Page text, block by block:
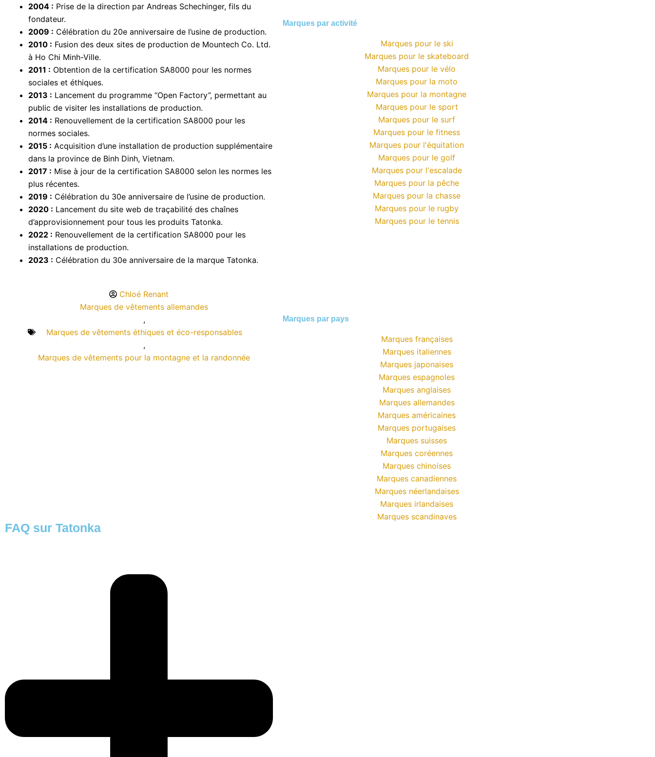
2004 : Prise de la direction par Andreas Schechinger, fils du
fondateur.
2009 : Célébration du 20e anniversaire de l’usine de production.
2010 : Fusion des deux sites de production de Mountech Co. Ltd.
à Ho Chi Minh-Ville.
2011 : Obtention de la certification SA8000 pour les normes
sociales et éthiques.
2013 : Lancement du programme “Open Factory”, permettant au
public de visiter les installations de production.
2014 : Renouvellement de la certification SA8000 pour les
normes sociales.
2015 : Acquisition d’une installation de production supplémentaire
dans la province de Binh Dinh, Vietnam.
2017 : Mise à jour de la certification SA8000 selon les normes les
plus récentes.
2019 : Célébration du 30e anniversaire de l’usine de production.
2020 : Lancement du site web de traçabilité des chaînes
d’approvisionnement pour tous les produits Tatonka.
2022 : Renouvellement de la certification SA8000 pour les
installations de production.
2023 : Célébration du 30e anniversaire de la marque Tatonka.
Chloé Renant
Marques de vêtements allemandes
,
Marques de vêtements éthiques et éco-responsables
,
Marques de vêtements pour la montagne et la randonnée
FAQ sur Tatonka
Marques par activité
Marques pour le ski
Marques pour le skateboard
Marques pour le vélo
Marques pour la moto
Marques pour la montagne
Marques pour le sport
Marques pour le surf
Marques pour le fitness
Marques pour l'équitation
Marques pour le golf
Marques pour l'escalade
Marques pour la pêche
Marques pour la chasse
Marques pour le rugby
Marques pour le tennis
Marques par pays
Marques françaises
Marques italiennes
Marques japonaises
Marques espagnoles
Marques anglaises
Marques allemandes
Marques américaines
Marques portugaises
Marques suisses
Marques coréennes
Marques chinoises
Marques canadiennes
Marques néerlandaises
Marques irlandaises
Marques scandinaves